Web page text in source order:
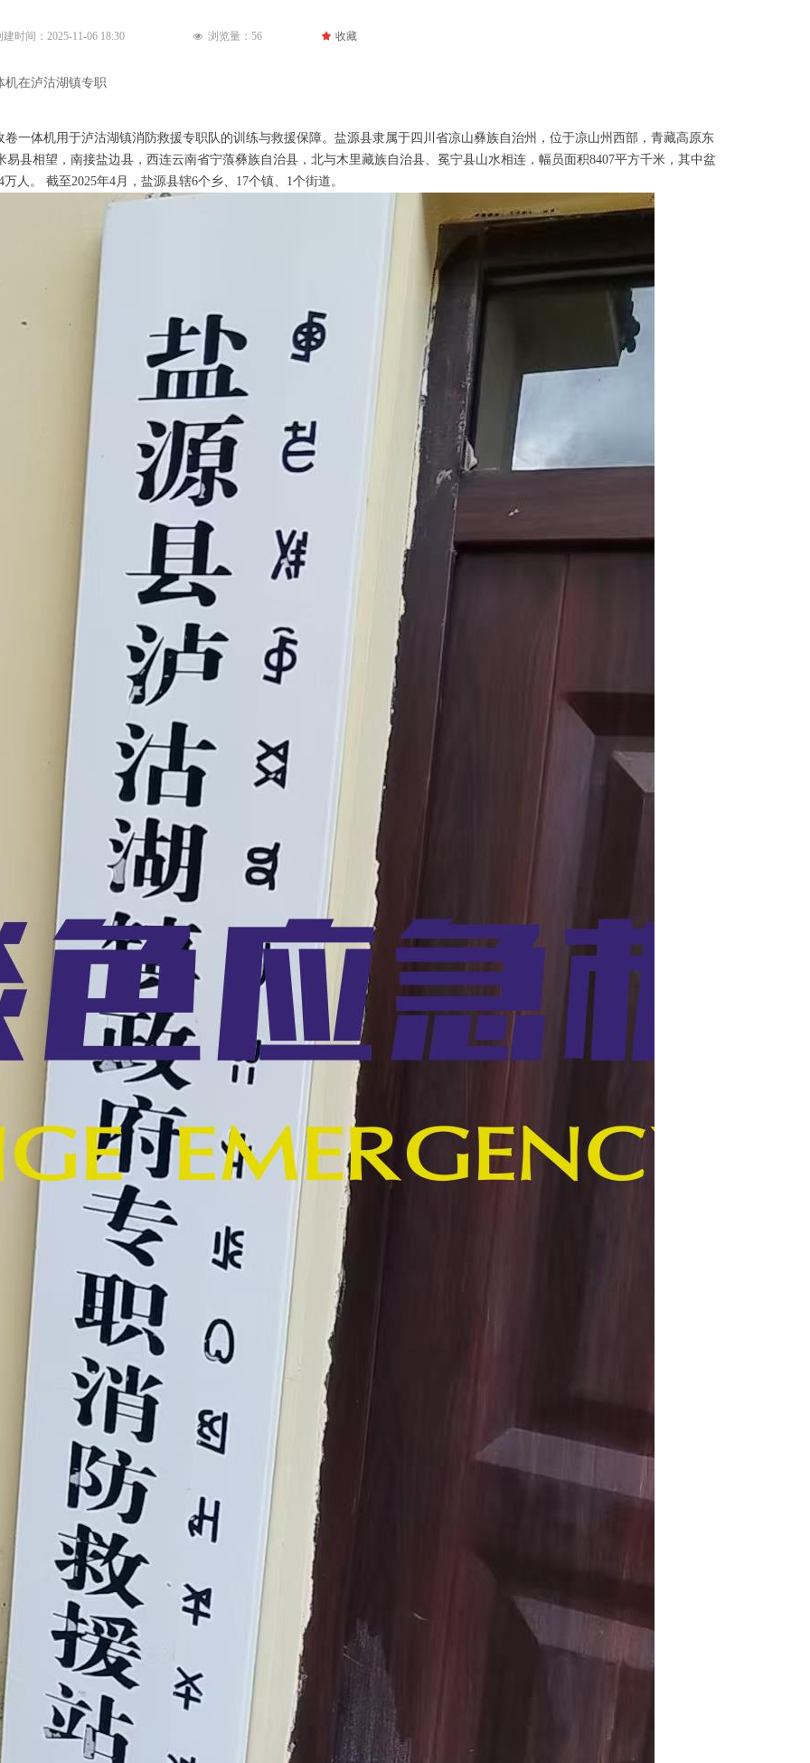
一体机用于泸沽湖镇消防救援专职队的训练与救援保障。盐源县隶属于四川省凉山彝族自治州，位于凉山州西部，青藏高原东
县相望，南接盐边县，西连云南省宁蒗彝族自治县，北与木里藏族自治县、冕宁县山水相连，幅员面积8407平方千米，其中盆
人。 截至2025年4月，盐源县辖6个乡、17个镇、1个街道。
机在泸沽湖镇专职
넶 浏览量： 56 끄 收藏
建时间： 2025-11-06 18:30